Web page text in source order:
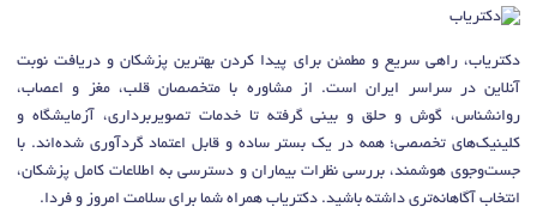
دکتریاب، راهی سریع و مطمئن برای پیدا کردن بهترین پزشکان و دریافت نوبت
آنلاین در سراسر ایران است. از مشاوره با متخصصان قلب، مغز و اعصاب،
روانشناس، گوش و حلق و بینی گرفته تا خدمات تصویربرداری، آزمایشگاه و
کلینیک‌های تخصصی؛ همه در یک بستر ساده و قابل اعتماد گردآوری شده‌اند. با
جست‌وجوی هوشمند، بررسی نظرات بیماران و دسترسی به اطلاعات کامل پزشکان،
انتخاب آگاهانه‌تری داشته باشید. دکتریاب همراه شما برای سلامت امروز و فردا.